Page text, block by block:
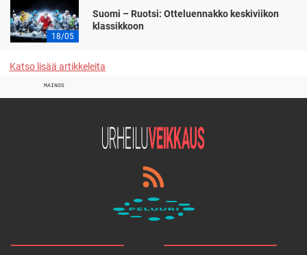
18/05
Suomi – Ruotsi: Otteluennakko keskiviikon
klassikkoon
Katso lisää artikkeleita
MAINOS